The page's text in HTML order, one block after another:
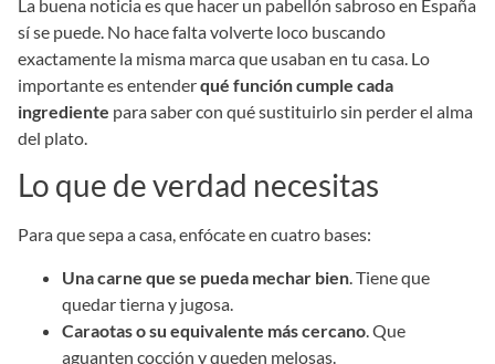
La buena noticia es que hacer un pabellón sabroso en España
sí se puede. No hace falta volverte loco buscando
exactamente la misma marca que usaban en tu casa. Lo
importante es entenderqué función cumple cada
ingrediente para saber con qué sustituirlo sin perder el alma
del plato.
Lo que de verdad necesitas
Para que sepa a casa, enfócate en cuatro bases:
Una carne que se pueda mechar bien. Tiene que
quedar tierna y jugosa.
Caraotas o su equivalente más cercano. Que
aguanten cocción y queden melosas.